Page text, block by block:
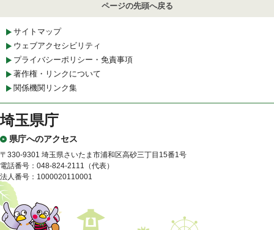
ページの先頭へ戻る
サイトマップ
ウェブアクセシビリティ
プライバシーポリシー・免責事項
著作権・リンクについて
関係機関リンク集
埼玉県庁
県庁へのアクセス
〒330-9301 埼玉県さいたま市浦和区高砂三丁目15番1号
電話番号：048-824-2111（代表）
法人番号：1000020110001